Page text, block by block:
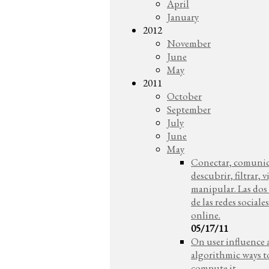
April
January
2012
November
June
May
2011
October
September
July
June
May
Conectar,
descubrir, filtrar,
manipular. Las dos
de las redes sociales
online.
05/17/11
On user influence
algorithmic ways